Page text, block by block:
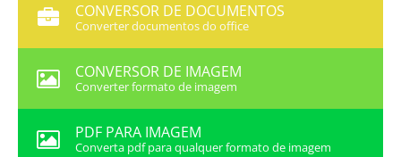
CONVERSOR DE DOCUMENTOS
Converter documentos do office
CONVERSOR DE IMAGEM
Converter formato de imagem
PDF PARA IMAGEM
Converta pdf para qualquer formato de imagem